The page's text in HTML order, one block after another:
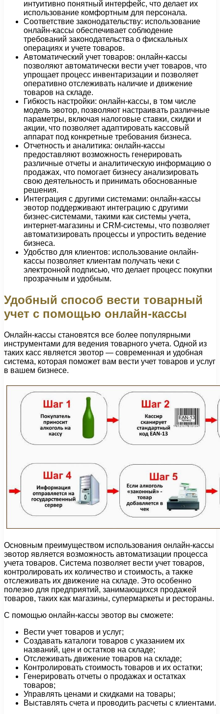
интуитивно понятный интерфейс, что делает их
использование комфортным для персонала.
Соответствие законодательству: использование
онлайн-кассы обеспечивает соблюдение
требований законодательства о фискальных
операциях и учете товаров.
Автоматический учет товаров: онлайн-кассы
позволяют автоматически вести учет товаров, что
упрощает процесс инвентаризации и позволяет
оперативно отслеживать наличие и движение
товаров на складе.
Гибкость настройки: онлайн-кассы, в том числе
модель эвотор, позволяют настраивать различные
параметры, включая налоговые ставки, скидки и
акции, что позволяет адаптировать кассовый
аппарат под конкретные требования бизнеса.
Отчетность и аналитика: онлайн-кассы
предоставляют возможность генерировать
различные отчеты и аналитическую информацию о
продажах, что помогает бизнесу анализировать
свою деятельность и принимать обоснованные
решения.
Интеграция с другими системами: онлайн-кассы
эвотор поддерживают интеграцию с другими
бизнес-системами, такими как системы учета,
интернет-магазины и CRM-системы, что позволяет
автоматизировать процессы и упростить ведение
бизнеса.
Удобство для клиентов: использование онлайн-
кассы позволяет клиентам получать чеки с
электронной подписью, что делает процесс покупки
прозрачным и удобным.
Удобный способ вести товарный
учет с помощью онлайн-кассы
Онлайн-кассы становятся все более популярными
инструментами для ведения товарного учета. Одной из
таких касс является эвотор — современная и удобная
система, которая поможет вам вести учет товаров и услуг
в вашем бизнесе.
Основным преимуществом использования онлайн-кассы
эвотор является возможность автоматизации процесса
учета товаров. Система позволяет вести учет товаров,
контролировать их количество и стоимость, а также
отслеживать их движение на складе. Это особенно
полезно для предприятий, занимающихся продажей
товаров, таких как магазины, супермаркеты и рестораны.
С помощью онлайн-кассы эвотор вы сможете:
Вести учет товаров и услуг;
Создавать каталоги товаров с указанием их
названий, цен и остатков на складе;
Отслеживать движение товаров на складе;
Контролировать стоимость товаров и их остатки;
Генерировать отчеты о продажах и остатках
товаров;
Управлять ценами и скидками на товары;
Выставлять счета и проводить расчеты с клиентами.